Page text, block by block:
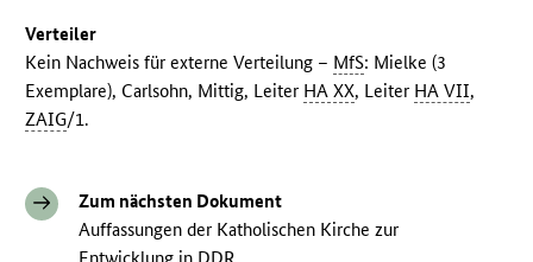
Verteiler
Kein Nachweis für externe Verteilung – MfS: Mielke (3
Exemplare), Carlsohn, Mittig, Leiter HA XX, Leiter HA VII,
ZAIG/1.
Zum nächsten Dokument
Auffassungen der Katholischen Kirche zur